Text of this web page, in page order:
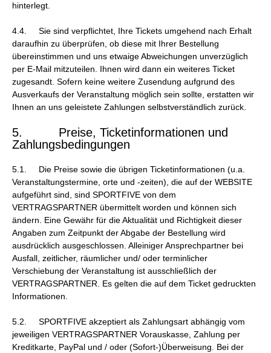
hinterlegt.
4.4. Sie sind verpflichtet, Ihre Tickets umgehend nach Erhalt
daraufhin zu überprüfen, ob diese mit Ihrer Bestellung
übereinstimmen und uns etwaige Abweichungen unverzüglich
per E-Mail mitzuteilen. Ihnen wird dann ein weiteres Ticket
zugesandt. Sofern keine weitere Zusendung aufgrund des
Ausverkaufs der Veranstaltung möglich sein sollte, erstatten wir
Ihnen an uns geleistete Zahlungen selbstverständlich zurück.
5. Preise, Ticketinformationen und
Zahlungsbedingungen
5.1. Die Preise sowie die übrigen Ticketinformationen (u.a.
Veranstaltungstermine, orte und -zeiten), die auf der WEBSITE
aufgeführt sind, sind SPORTFIVE von dem
VERTRAGSPARTNER übermittelt worden und können sich
ändern. Eine Gewähr für die Aktualität und Richtigkeit dieser
Angaben zum Zeitpunkt der Abgabe der Bestellung wird
ausdrücklich ausgeschlossen. Alleiniger Ansprechpartner bei
Ausfall, zeitlicher, räumlicher und/ oder terminlicher
Verschiebung der Veranstaltung ist ausschließlich der
VERTRAGSPARTNER. Es gelten die auf dem Ticket gedruckten
Informationen.
5.2. SPORTFIVE akzeptiert als Zahlungsart abhängig vom
jeweiligen VERTRAGSPARTNER Vorauskasse, Zahlung per
Kreditkarte, PayPal und / oder (Sofort-)Überweisung. Bei der